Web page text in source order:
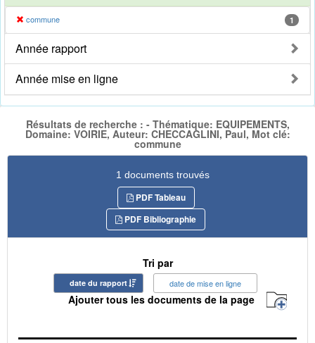
commune 1
Année rapport
Année mise en ligne
Résultats de recherche : - Thématique: EQUIPEMENTS,
Domaine: VOIRIE, Auteur: CHECCAGLINI, Paul, Mot clé:
commune
1 documents trouvés
PDF Tableau
PDF Bibliographie
Tri par
date du rapport date de mise en ligne
Ajouter tous les documents de la page